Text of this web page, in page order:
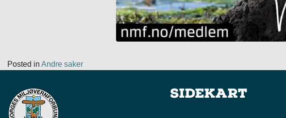
Posted in Andre saker
Sidekart